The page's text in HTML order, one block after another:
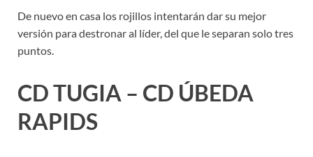
De nuevo en casa los rojillos intentarán dar su mejor
versión para destronar al líder, del que le separan solo tres
puntos.
CD TUGIA – CD ÚBEDA
RAPIDS